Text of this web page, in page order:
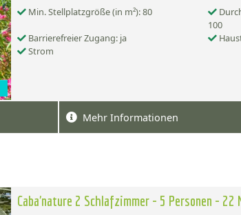
Min. Stellplatzgröße (in m²): 80
100
Barrierefreier Zugang: ja
Strom
Mehr Informationen
Caba'nature 2 Schlafzimmer - 5 Personen - 22